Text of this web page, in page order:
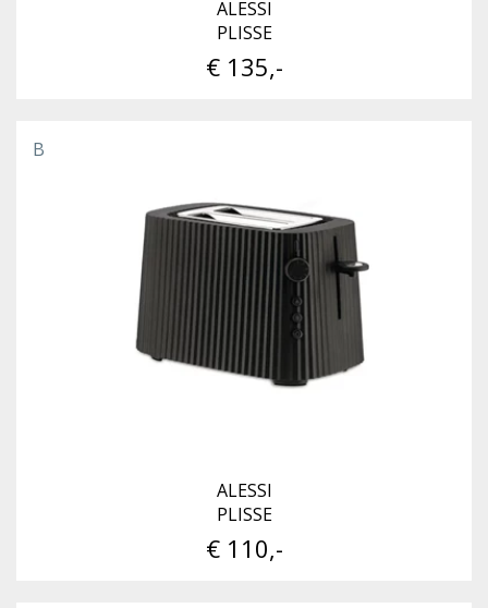
ALESSI
PLISSE
€ 135,-
B
ALESSI
PLISSE
€ 110,-